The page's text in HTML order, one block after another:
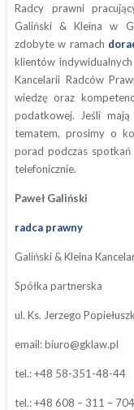
Radcy prawni
Galiński & Kleina w
zdobyte w ramach
klientów
Kancelarii Radców
wiedzę oraz
podatkowej. Jeśli
tematem, prosimy o
porad podczas
telefonicznie.
Paweł Galiński
radca prawny
Galiński & Kleina
Spółka partnerska
ul. Ks. Jerzego
email: biuro@gklaw.pl
tel.: +48 58-351-48-44
tel.: +48 608 – 311 – 704